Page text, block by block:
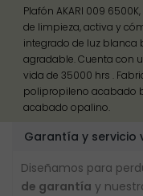
Plafón AKARI 009
de limpieza, activa y
integrado de luz
agradable. Cuenta con
vida de 35000 hrs .
polipropileno acabado
acabado opalino.
Garantía y servicio
Diseñamos para
de garantía y